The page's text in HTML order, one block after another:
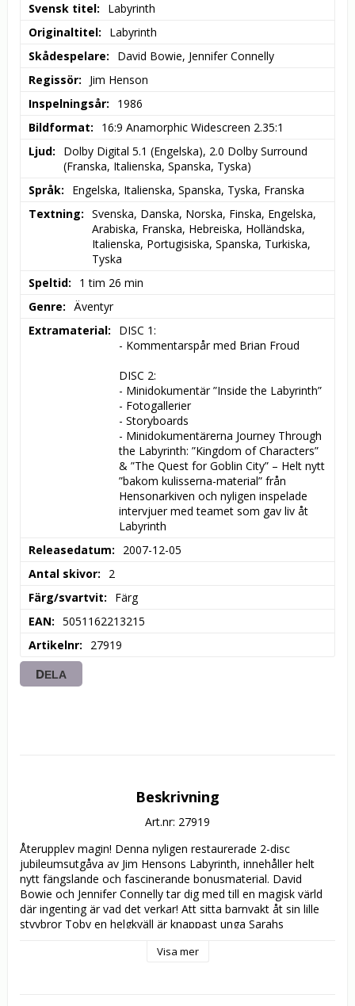
Svensk titel
Labyrinth
Originaltitel
Labyrinth
Skådespelare
David Bowie, Jennifer Connelly
Regissör
Jim Henson
Inspelningsår
1986
Bildformat
16:9 Anamorphic Widescreen 2.35:1
Ljud
Dolby Digital 5.1 (Engelska), 2.0 Dolby Surround
(Franska, Italienska, Spanska, Tyska)
Språk
Engelska, Italienska, Spanska, Tyska, Franska
Textning
Svenska, Danska, Norska, Finska, Engelska,
Arabiska, Franska, Hebreiska, Holländska,
Italienska, Portugisiska, Spanska, Turkiska,
Tyska
Speltid
1 tim 26 min
Genre
Äventyr
Extramaterial
DISC 1:
- Kommentarspår med Brian Froud
DISC 2:
- Minidokumentär ”Inside the Labyrinth”
- Fotogallerier
- Storyboards
- Minidokumentärerna Journey Through
the Labyrinth: ”Kingdom of Characters”
& ”The Quest for Goblin City” – Helt nytt
”bakom kulisserna-material” från
Hensonarkiven och nyligen inspelade
intervjuer med teamet som gav liv åt
Labyrinth
Releasedatum
2007-12-05
Antal skivor
2
Färg/svartvit
Färg
EAN
5051162213215
Artikelnr
27919
DELA
Beskrivning
Art.nr: 27919
Återupplev magin! Denna nyligen restaurerade 2-disc
jubileumsutgåva av Jim Hensons Labyrinth, innehåller helt
nytt fängslande och fascinerande bonusmaterial. David
Bowie och Jennifer Connelly tar dig med till en magisk värld
där ingenting är vad det verkar! Att sitta barnvakt åt sin lille
styvbror Toby en helgkväll är knappast unga Sarahs
fantiserar hon att goblinerna från hennes favoritbok
Visa mer